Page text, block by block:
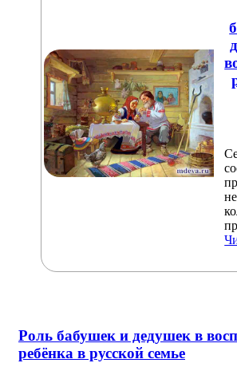
Роль бабушек и дедушек в
ребёнка в русской семье